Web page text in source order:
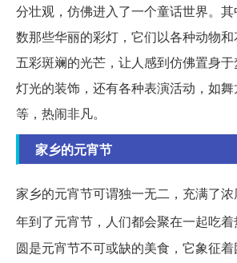
分壮观，仿佛进入了一个童话世界。
数那些华丽的彩灯，它们以各种动物
五彩斑斓的光芒，让人感到仿佛置身
灯光的装饰，还有各种表演活动，如
等，热闹非凡。
家乡的元宵节
家乡的元宵节可谓独一无二，充满了
年到了元宵节，人们都会聚在一起吃
圆是元宵节不可或缺的美食，它象征